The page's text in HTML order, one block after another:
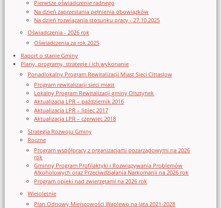
Pierwsze oświadczenie radnego
Na dzień zaprzestania pełnienia obowiązków
Na dzień rozwiązania stosunku pracy - 27.10.2025
Oświadczenia - 2026 rok
Oświadczenia za rok 2025
Raport o stanie Gminy
Plany, programy, strategie i ich wykonanie
Ponadlokalny Program Rewitalizacji Miast Sieci Cittaslow
Program rewitalizacji sieci miast
Lokalny Program Rewitalizacji gminy Olsztynek
Aktualizacja LPR – październik 2016
Aktualizacja LPR – lipiec 2017
Aktualizacja LPR – czerwiec 2018
Strategia Rozwoju Gminy
Roczne
Program współpracy z organizacjami pozarządowymi na 2026
rok
Gminny Program Profilaktyki i Rozwiązywania Problemów
Alkoholowych oraz Przeciwdziałania Narkomanii na 2026 rok
Program opieki nad zwierzętami na 2026 rok
Wieloletnie
Plan Odnowy Miejscowości Waplewo na lata 2021-2028